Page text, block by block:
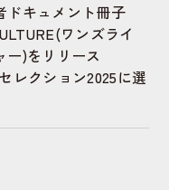
ドキュメント冊子
ワンズライ
ー)をリリース
レクション2025に選